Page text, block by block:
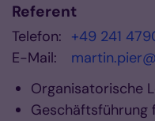
Referent
Telefon: +49 241
E-Mail:
Organisatorische
Geschäftsführung